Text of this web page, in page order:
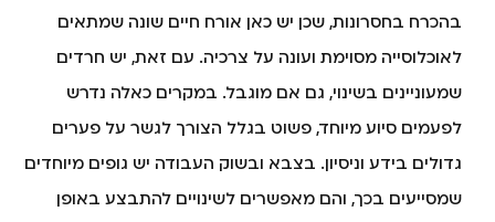
בהכרח בחסרונות, שכן יש כאן אורח חיים שונה שמתאים
לאוכלוסייה מסוימת ועונה על צרכיה. עם זאת, יש חרדים
שמעוניינים בשינוי, גם אם מוגבל. במקרים כאלה נדרש
לפעמים סיוע מיוחד, פשוט בגלל הצורך לגשר על פערים
גדולים בידע וניסיון. בצבא ובשוק העבודה יש גופים מיוחדים
שמסייעים בכך, והם מאפשרים לשינויים להתבצע באופן